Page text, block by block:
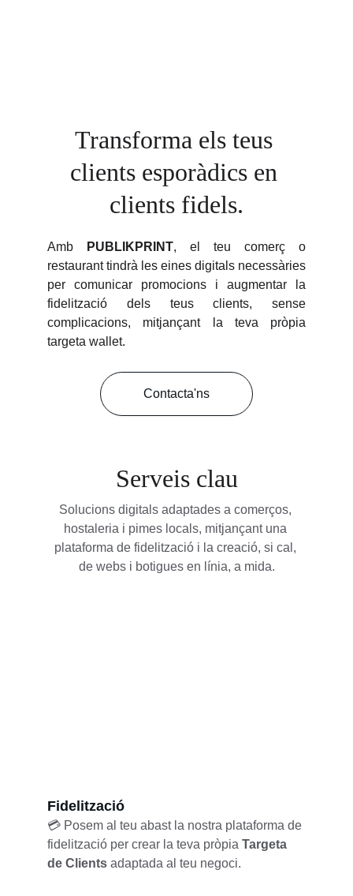
Transforma els teus
clients esporàdics en
clients fidels.
Amb PUBLIKPRINT, el teu comerç o
restaurant tindrà les eines digitals necessàries
per comunicar promocions i augmentar la
fidelització dels teus clients, sense
complicacions, mitjançant la teva pròpia
targeta wallet.
Contacta'ns
Serveis clau
Solucions digitals adaptades a comerços,
hostaleria i pimes locals, mitjançant una
plataforma de fidelització i la creació, si cal,
de webs i botigues en línia, a mida.
💳 Posem al teu abast la nostra plataforma de
fidelització per crear la teva pròpia Targeta
de Clients adaptada al teu negoci.
Fidelització